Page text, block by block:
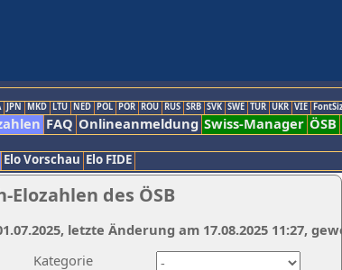
JPN MKD LTU NED POL POR ROU RUS SRB SVK SWE TUR UKR VIE
FAQ Onlineanmeldung Swiss-Manager ÖSB
Elo Vorschau Elo FIDE
des ÖSB
Kategorie
letzte Änderung am 17.08.2025 11:27,